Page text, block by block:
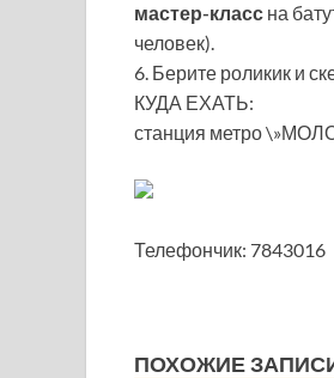
мастер-класс на
человек).
6. Берите роликик и
КУДА ЕХАТЬ:
станция метро
Телефончик: 7843016
ПОХОЖИЕ